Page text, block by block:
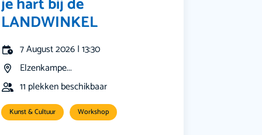
LANDWINKEL
7 August 2026 | 13:30
Elzenkampe...
11 plekken beschikbaar
Kunst & Cultuur Workshop